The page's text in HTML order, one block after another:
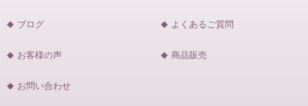
ブログ よくあるご質問
お客様の声 商品販売
お問い合わせ